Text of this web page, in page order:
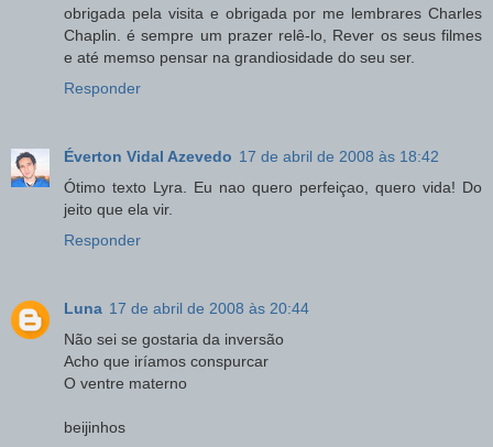
obrigada pela visita e obrigada por me lembrares Charles
Chaplin. é sempre um prazer relê-lo, Rever os seus filmes
e até memso pensar na grandiosidade do seu ser.
Responder
Éverton Vidal Azevedo 17 de abril de 2008 às 18:42
Ótimo texto Lyra. Eu nao quero perfeiçao, quero vida! Do
jeito que ela vir.
Responder
Luna 17 de abril de 2008 às 20:44
Não sei se gostaria da inversão
Acho que iríamos conspurcar
O ventre materno
beijinhos